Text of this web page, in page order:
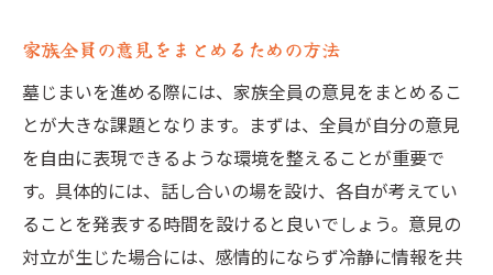
家族全員の意見をまとめるための方法
墓じまいを進める際には、家族全員の意見をまとめるこ
とが大きな課題となります。まずは、全員が自分の意見
を自由に表現できるような環境を整えることが重要で
す。具体的には、話し合いの場を設け、各自が考えてい
ることを発表する時間を設けると良いでしょう。意見の
対立が生じた場合には、感情的にならず冷静に情報を共